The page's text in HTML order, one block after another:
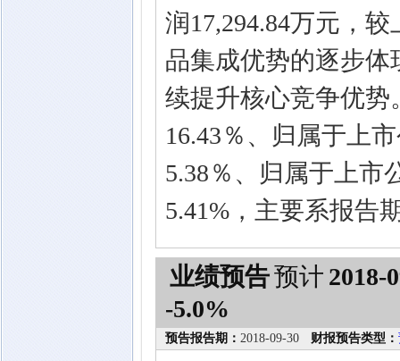
润17,294.84万元，
品集成优势的逐步
续提升核心竞争优
16.43％、归属于上
5.38％、归属于上市
5.41%，主要系报告
业绩预告预计 2018-
-5.0%
预告报告期： 2018-09-30 财报预告类型：